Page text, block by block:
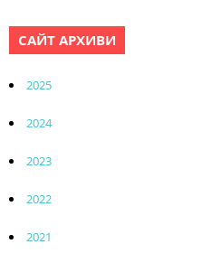
САЙТ АРХИВИ
2025
2024
2023
2022
2021